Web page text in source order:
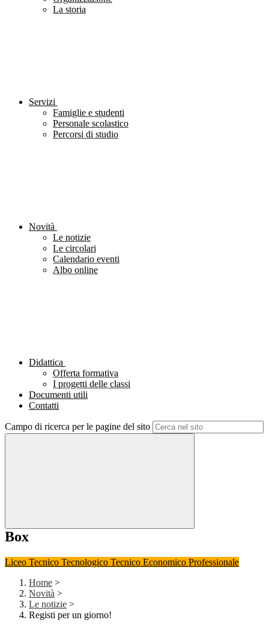
La storia
Servizi
Famiglie e studenti
Personale scolastico
Percorsi di studio
Novità
Le notizie
Le circolari
Calendario eventi
Albo online
Didattica
Offerta formativa
I progetti delle classi
Documenti utili
Contatti
Campo di ricerca per le pagine del sito
Box
Liceo Tecnico Tecnologico Tecnico Economico Professionale
Home >
Novità >
Le notizie >
Registi per un giorno!